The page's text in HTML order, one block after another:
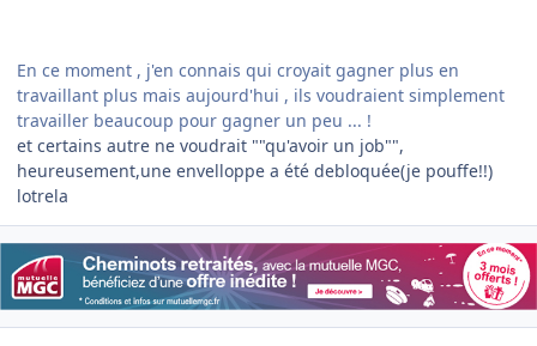
En ce moment , j'en connais qui croyait gagner plus en
travaillant plus mais aujourd'hui , ils voudraient simplement
travailler beaucoup pour gagner un peu ... !
et certains autre ne voudrait ""qu'avoir un job"",
heureusement,une envelloppe a été debloquée(je pouffe!!)
lotrela